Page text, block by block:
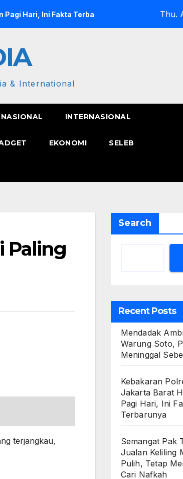
Ini Fakta Terbarunya Semangat Pak Tarno
Thu.
& International
NASIONAL INTERNASIONAL
EKONOMI SELEB
Paling
terjangkau,
Search
Recent Posts
Mendadak
Warung Soto,
Meninggal
Kebakaran
Jakarta Barat
Pagi Hari, Ini
Terbarunya
Semangat Pak
Jualan Keliling
Pulih, Tetap
Cari Nafkah